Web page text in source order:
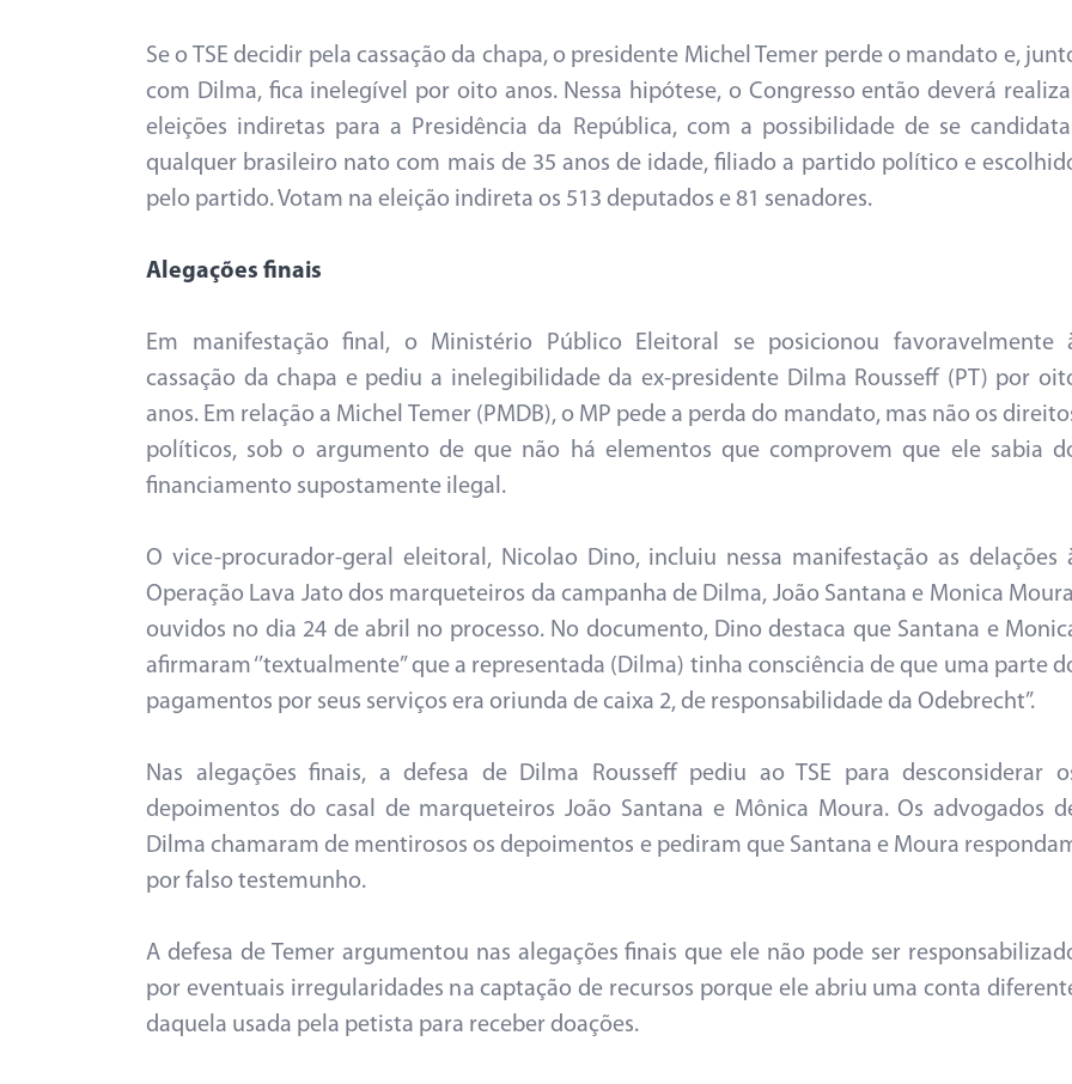
Se o TSE decidir pela cassação da chapa, o presidente Michel Temer perde o mandato e,
com Dilma, fica inelegível por oito anos. Nessa hipótese, o Congresso então deverá
eleições indiretas para a Presidência da República, com a possibilidade de se
qualquer brasileiro nato com mais de 35 anos de idade, filiado a partido político e
pelo partido. Votam na eleição indireta os 513 deputados e 81 senadores.
Alegações finais
Em manifestação final, o Ministério Público Eleitoral se posicionou favoravelmente
cassação da chapa e pediu a inelegibilidade da ex-presidente Dilma Rousseff (PT) por
anos. Em relação a Michel Temer (PMDB), o MP pede a perda do mandato, mas não os
políticos, sob o argumento de que não há elementos que comprovem que ele sabia
financiamento supostamente ilegal.
O vice-procurador-geral eleitoral, Nicolao Dino, incluiu nessa manifestação as delações
Operação Lava Jato dos marqueteiros da campanha de Dilma, João Santana e Monica
ouvidos no dia 24 de abril no processo. No documento, Dino destaca que Santana e
afirmaram ‘’textualmente’’ que a representada (Dilma) tinha consciência de que uma parte
pagamentos por seus serviços era oriunda de caixa 2, de responsabilidade da Odebrecht’’.
Nas alegações finais, a defesa de Dilma Rousseff pediu ao TSE para desconsiderar
depoimentos do casal de marqueteiros João Santana e Mônica Moura. Os advogados
Dilma chamaram de mentirosos os depoimentos e pediram que Santana e Moura
por falso testemunho.
A defesa de Temer argumentou nas alegações finais que ele não pode ser
por eventuais irregularidades na captação de recursos porque ele abriu uma conta
daquela usada pela petista para receber doações.